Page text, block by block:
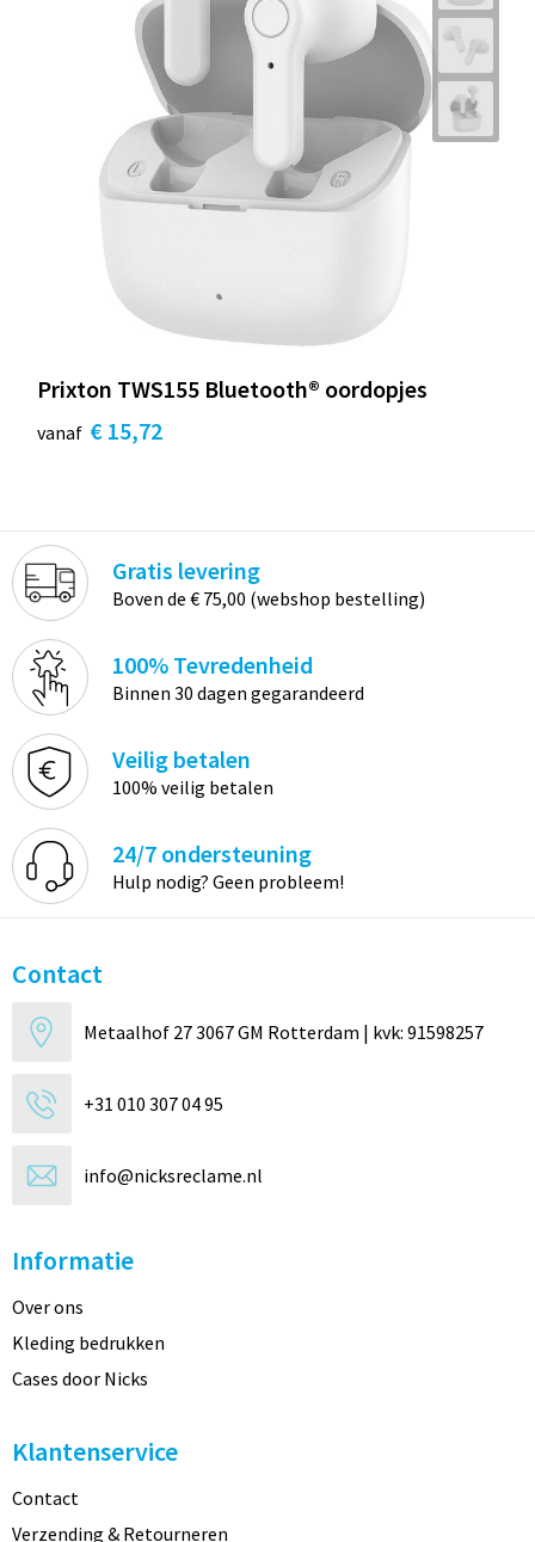
Prixton TWS155 Bluetooth® oordopjes
vanaf € 15,72
Gratis levering
Boven de € 75,00 (webshop bestelling)
100% Tevredenheid
Binnen 30 dagen gegarandeerd
Veilig betalen
100% veilig betalen
24/7 ondersteuning
Hulp nodig? Geen probleem!
Contact
Metaalhof 27 3067 GM Rotterdam | kvk: 91598257
+31 010 307 04 95
info@nicksreclame.nl
Informatie
Over ons
Kleding bedrukken
Cases door Nicks
Klantenservice
Contact
Verzending & Retourneren